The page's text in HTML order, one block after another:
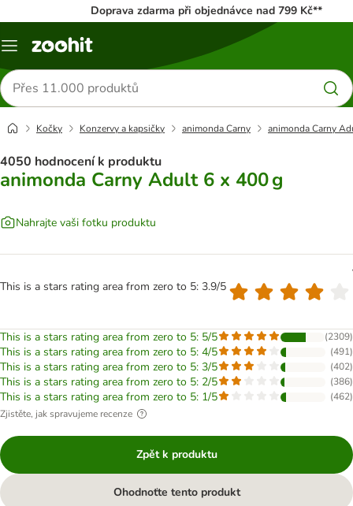
Doprava zdarma při objednávce nad 799 Kč**
Menu
Hledat
produkty
Kočky Konzervy a kapsičky animonda Carny animonda Carny
4050 hodnocení k produktu
animonda Carny Adult 6 x 400 g
Nahrajte vaši fotku produktu
This is a stars rating area from zero to 5: 3.9/5
This is a stars rating area from zero to 5: 5/5 (2309)
This is a stars rating area from zero to 5: 4/5 (491)
This is a stars rating area from zero to 5: 3/5 (402)
This is a stars rating area from zero to 5: 2/5 (386)
This is a stars rating area from zero to 5: 1/5 (462)
Zjistěte, jak spravujeme recenze
Zpět k produktu
Ohodnoťte tento produkt